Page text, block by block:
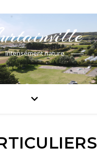
Intensément nature